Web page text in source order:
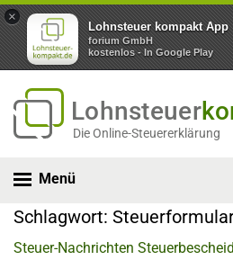
×
Lohnsteuer kompakt App
forium GmbH
kostenlos - In Google Play
Lohnsteuer
Die Online-Steuererklärung
Menü
Schlagwort:
Steuer-Nachrichten Steuerbescheid